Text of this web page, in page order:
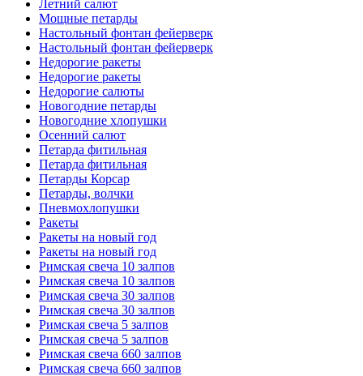
Летний салют
Мощные петарды
Настольный фонтан фейерверк
Настольный фонтан фейерверк
Недорогие ракеты
Недорогие ракеты
Недорогие салюты
Новогодние петарды
Новогодние хлопушки
Осенний салют
Петарда фитильная
Петарда фитильная
Петарды Корсар
Петарды, волчки
Пневмохлопушки
Ракеты
Ракеты на новый год
Ракеты на новый год
Римская свеча 10 залпов
Римская свеча 10 залпов
Римская свеча 30 залпов
Римская свеча 30 залпов
Римская свеча 5 залпов
Римская свеча 5 залпов
Римская свеча 660 залпов
Римская свеча 660 залпов